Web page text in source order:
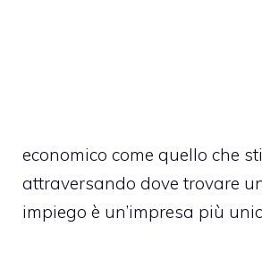
economico come quello che
attraversando dove trovare
impiego è un’impresa più